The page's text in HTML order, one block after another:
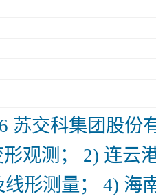
苏交科集团股
观测； 2) 连云
形测量； 4) 海